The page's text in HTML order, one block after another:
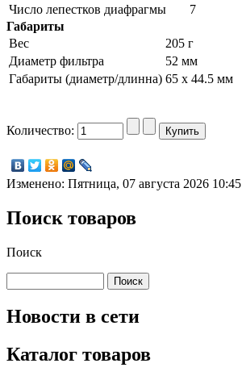
Число лепестков диафрагмы
7
Габариты
Вес
205 г
Диаметр фильтра
52 мм
Габариты (диаметр/длинна) 65 x 44.5 мм
Количество:
Изменено: Пятница, 07 августа 2026 10:45
Поиск товаров
Поиск
Новости в сети
Каталог товаров